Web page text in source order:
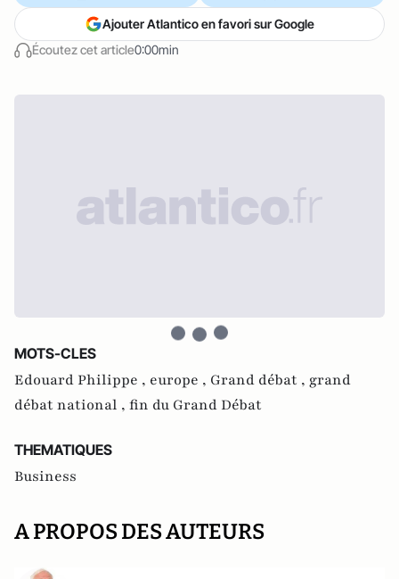
Écoutez cet article0:00min
Ajouter Atlantico en favori sur Google
MOTS-CLES
Edouard Philippe , europe , Grand débat , grand
débat national , fin du Grand Débat
THEMATIQUES
Business
A PROPOS DES AUTEURS